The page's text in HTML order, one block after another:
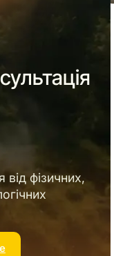
від фізичних,